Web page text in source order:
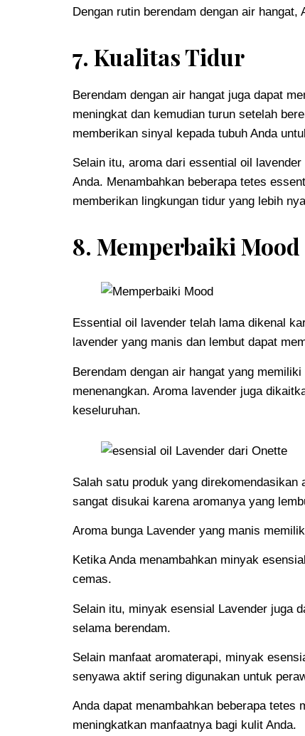
Dengan rutin berendam dengan air
7. Kualitas Tidur
Berendam dengan air hangat juga dapat
meningkat dan kemudian turun setelah
memberikan sinyal kepada tubuh Anda
Selain itu, aroma dari essential oil
Anda. Menambahkan beberapa tetes
memberikan lingkungan tidur yang lebih
8. Memperbaiki Mood
Essential oil lavender telah lama dikenal
lavender yang manis dan lembut dapat
Berendam dengan air hangat yang
menenangkan. Aroma lavender juga
keseluruhan.
Salah satu produk yang direkomendasikan
sangat disukai karena aromanya yang
Aroma bunga Lavender yang manis
Ketika Anda menambahkan minyak
cemas.
Selain itu, minyak esensial Lavender juga
selama berendam.
Selain manfaat aromaterapi, minyak
senyawa aktif sering digunakan untuk
Anda dapat menambahkan beberapa
meningkatkan manfaatnya bagi kulit Anda.